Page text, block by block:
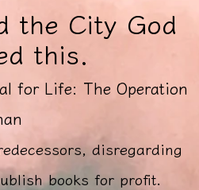
the City God
this.
for Life: The Operation
disregarding
books for profit.